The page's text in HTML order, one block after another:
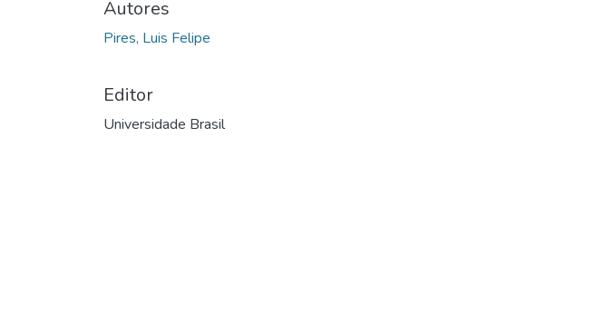
Autores
Pires, Luis Felipe
Editor
Universidade Brasil